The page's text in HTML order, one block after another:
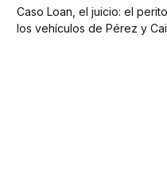
Caso Loan, el juicio: el
los vehículos de Pérez y